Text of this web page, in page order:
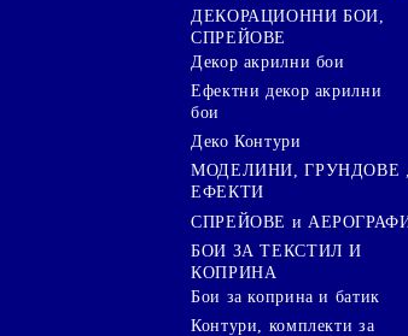
ДЕКОРАЦИОННИ БОИ,
СПРЕЙОВЕ
Декор акрилни бои
Ефектни декор акрилни
бои
Деко Контури
МОДЕЛИНИ, ГРУНДОВЕ ,
ЕФЕКТИ
СПРЕЙОВЕ и
БОИ ЗА ТЕКСТИЛ И
КОПРИНА
Бои за коприна и батик
Контури, комплекти за